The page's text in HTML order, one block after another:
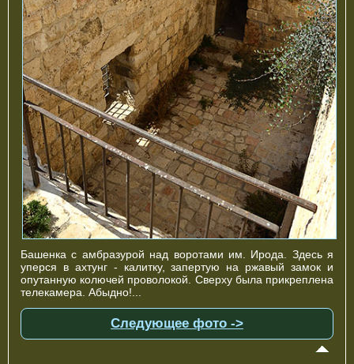
Башенка с амбразурой над воротами им. Ирода. Здесь я
уперся в ахтунг - калитку, запертую на ржавый замок и
опутанную колючей проволокой. Сверху была прикреплена
телекамера. Абыдно!...
Следующее фото ->